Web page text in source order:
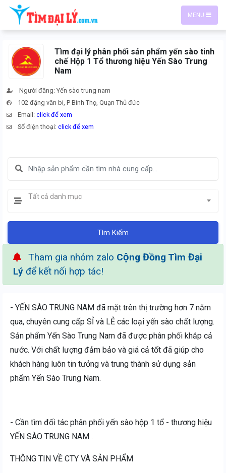
MENU
Tìm đại lý phân phối sản phẩm yến sào tinh
chế Hộp 1 Tổ thương hiệu Yến Sào Trung
Nam
Người đăng: Yến sào trung nam
102 đặng văn bi, P Bình Thọ, Quạn Thủ đức
Email:click để xem
Số điện thoại:click để xem
Tất cả danh mục
Tìm Kiếm
Tham gia nhóm zalo Cộng Đồng Tìm Đại
Lý để kết nối hợp tác!
- YẾN SÀO TRUNG NAM đã mặt trên thị trường hơn 7 năm
qua, chuyên cung cấp SỈ và LẺ các loại yến sào chất lượng.
Sản phẩm Yến Sào Trung Nam đã được phân phối khắp cả
nước. Với chất lượng đảm bảo và giá cả tốt đã giúp cho
khách hàng luôn tin tưởng và trung thành sử dụng sản
phẩm Yến Sào Trung Nam.
- Cần tìm đối tác phân phối yến sào hộp 1 tổ - thương hiệu
YẾN SÀO TRUNG NAM .
THÔNG TIN VỀ CTY VÀ SẢN PHẨM